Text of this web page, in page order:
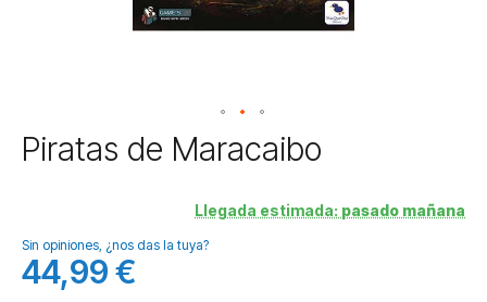
Saltar
al
galería
de
imágenes
Piratas de Maracaibo
Llegada estimada: pasado mañana
Sin opiniones, ¿nos das la tuya?
44,99 €